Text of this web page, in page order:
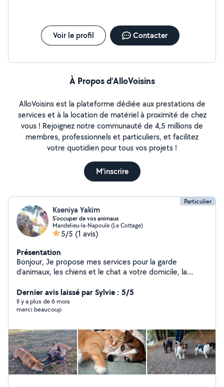
Voir le profil Contacter
À Propos d’AlloVoisins
AlloVoisins est la plateforme dédiée aux prestations de
services et à la location de matériel à proximité de chez
vous ! Rejoignez notre communauté de 4,5 millions de
membres, professionnels et particuliers, et facilitez
votre quotidien pour tous vos projets !
M'inscrire
Particulier
Kseniya Yakim
S'occuper de vos animaux
Mandelieu-la-Napoule (Le Cottage)
5/5 (1 avis)
Présentation
Bonjour, Je propose mes services pour la garde
d'animaux, les chiens et le chat a votre domicile, la
Mandelieu - la - Napoule, Cannes la Bocca, centre
Cannes . P.S. J'adore les animaux !
Dernier avis laissé par Sylvie : 5/5
Il y a plus de 6 mois
merci beaucoup